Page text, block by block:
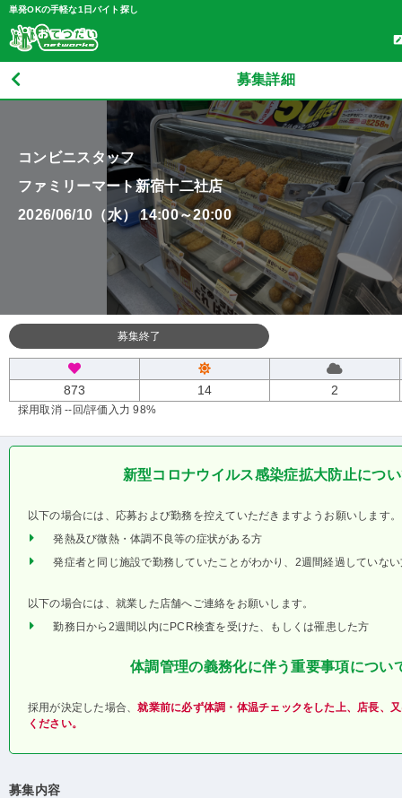
単発OKの手軽な1日バイト探し
募集詳細
コンビニスタッフ
ファミリーマート新宿十二社店
2026/06/10（水） 14:00～20:00
募集終了
873 14 2
採用取消 --回/評価入力 98%
新型コロナウイルス感染症拡大防止につ
以下の場合には、応募および勤務を控えていただきますようお願いします。
発熱及び微熱・体調不良等の症状がある方
発症者と同じ施設で勤務していたことがわかり、2週間経過していな
以下の場合には、就業した店舗へご連絡をお願いします。
勤務日から2週間以内にPCR検査を受けた、もしくは罹患した方
体調管理の義務化に伴う重要事項につい
採用が決定した場合、就業前に必ず体調・体温チェックをした上、店長、
ください。
募集内容